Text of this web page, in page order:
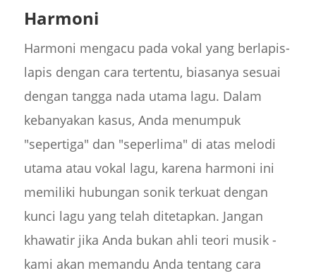
Harmoni
Harmoni mengacu pada vokal yang berlapis-
lapis dengan cara tertentu, biasanya sesuai
dengan tangga nada utama lagu. Dalam
kebanyakan kasus, Anda menumpuk
"sepertiga" dan "seperlima" di atas melodi
utama atau vokal lagu, karena harmoni ini
memiliki hubungan sonik terkuat dengan
kunci lagu yang telah ditetapkan. Jangan
khawatir jika Anda bukan ahli teori musik -
kami akan memandu Anda tentang cara